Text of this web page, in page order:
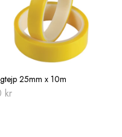
25mm x 10m
kr